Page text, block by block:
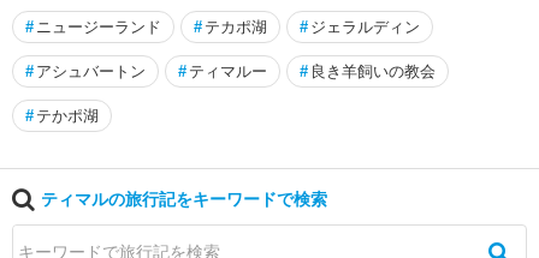
ウ
テ
ィ
マ
テ
# ニュージーランド # テカポ湖 # ジェラルディン
# アシュバートン # ティマルー # 良き羊飼いの教会
# テかポ湖
ティマルの旅行記をキーワードで検索